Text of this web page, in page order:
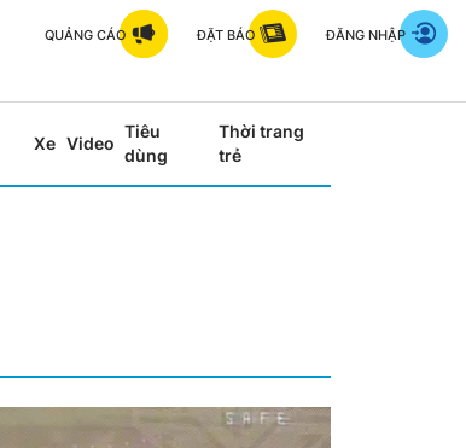
QUẢNG CÁO ĐẶT BÁO ĐĂNG NHẬP
Xe Video
Tiêu
dùng
Thời trang
trẻ